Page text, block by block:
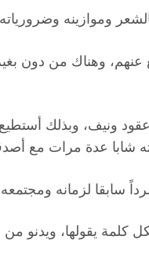
وموازينه
وهناك من دون بغير
ونيف، وبذلك
شابا عدة مرات مع
سابقا لزمانه
بكل كلمة يقولها،